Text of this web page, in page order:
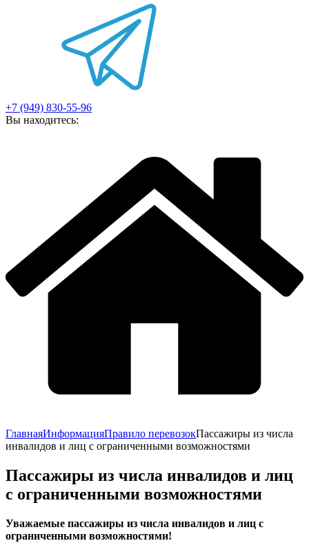
+7 (949) 830-55-96
Вы находитесь:
ГлавнаяИнформацияПравило перевозокПассажиры из числа
инвалидов и лиц с ограниченными возможностями
Пассажиры из числа инвалидов и лиц
с ограниченными возможностями
Уважаемые пассажиры из числа инвалидов и лиц с
ограниченными возможностями!